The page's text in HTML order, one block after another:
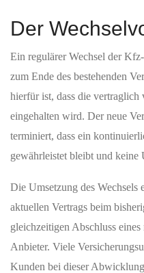
Der
Ein regulärer Wechsel der
zum Ende des bestehenden
hierfür ist, dass die
eingehalten wird. Der neue
terminiert, dass ein
gewährleistet bleibt und keine
Die Umsetzung des
aktuellen Vertrags beim
gleichzeitigen Abschluss
Anbieter. Viele
Kunden bei dieser